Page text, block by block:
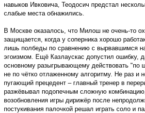
навыков Ивковича, Теодосич предстал
слабые места обнажились.
В Москве оказалось, что Милош не очень-то
защищается, когда у соперника хорошо
лишь полбеды по сравнению с вырвавшимся
эгоизмом. Ещё Казлаускас допустил ошибку,
основному разыгрывающему действовать "по
не по чётко отлаженному алгоритму. Не раз и
пугающий прецедент – главный тренер в
разжёвывал подопечным сложную
возобновления игры дирижёр после
постукивания палочкой решал играть соло и